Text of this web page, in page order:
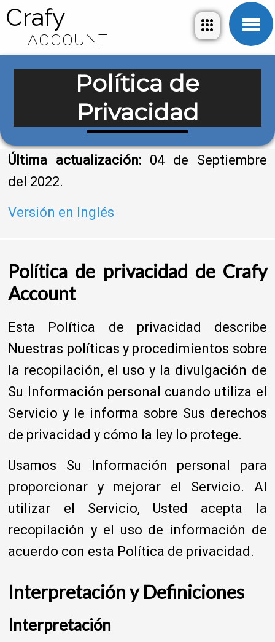
Crafy
Account
Política de
Privacidad
Última actualización: 04 de Septiembre
del 2022.
Versión en Inglés
Política de privacidad de Crafy
Account
Esta Política de privacidad describe
Nuestras políticas y procedimientos sobre
la recopilación, el uso y la divulgación de
Su Información personal cuando utiliza el
Servicio y le informa sobre Sus derechos
de privacidad y cómo la ley lo protege.
Usamos Su Información personal para
proporcionar y mejorar el Servicio. Al
utilizar el Servicio, Usted acepta la
recopilación y el uso de información de
acuerdo con esta Política de privacidad.
Interpretación y Definiciones
Interpretación